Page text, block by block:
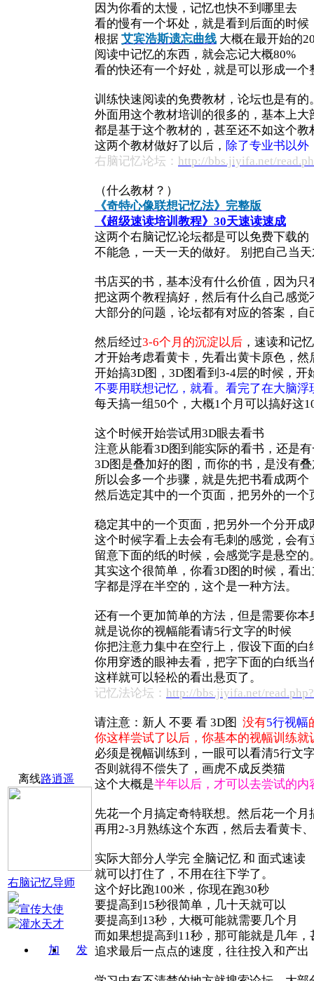
离线路逍遥
右脑记忆导师
加
发
因为你看的太慢，记忆也快不到哪里去
看的慢有一个坏处，就是看到后面的时
根据 艾宾浩斯遗忘曲线 大概在最开始的
阅读中记忆的东西，就会忘记大概80%
看的快还有一个好处，就是可以形成一个
训练快速阅读的免费教材，论坛也是有的
外面用这个教材培训的很多的，基本上大
都是基于这个教材的，甚至还不如这个教
这两个教材做好了以后， 除了专业书以外
右脑记忆论坛： http://bbs.jiyifa.net/
（什么教材？）
《奇特心像联想记忆法》完整版
《超级速读培训教程》30天速读速成
这两个右脑记忆论坛都是可以免费下载的
不能急，一天一天的做好。 别把自己当
书店买的书，基本没有什么价值，因为
把这两个教程搞好，然后有什么自己感
大部分的问题，论坛都有对应的答案，
然后经过3-6个月的沉淀以后 ，速读和记
才开始考虑看黄卡，先看出黄卡原色，
开始搞3D图，3D图看到3-4层的时候，开
不要用联想记忆，就看。看完了在大脑浮
每天搞一组50个，大概1个月可以搞好这
这个时候开始尝试用3D眼去看书
注意从能看3D图到能实际的看书，还是
3D图是叠加好的图，而你的书，是没有
所以会多一个步骤，就是先把书看成两个
然后选定其中的一个页面，把另外的一个
稳定其中的一个页面，把另外一个分开
这个时候字看上去会有毛刺的感觉，会有
留意下面的纸的时候，会感觉字是悬空的
其实这个很简单，你看3D图的时候，看
字都是浮在半空的，这个是一种方法。
还有一个更加简单的方法，但是需要你本
就是说你的视幅能看请5行文字的时候
你把注意力集中在空行上，假设下面的白
你用穿透的眼神去看，把字下面的白纸当
这样就可以轻松的看出悬页了。
记忆法论坛： http://bbs.jiyifa.net/
请注意：新人 不要 看 3D图 没有5行视幅
你这样尝试了以后，你基本的视幅训练就
必须是视幅训练到，一眼可以看清5行文
否则就得不偿失了，画虎不成反类猫
这个大概是半年以后，才可以去尝试的内
先花一个月搞定奇特联想。然后花一个月
再用2-3月熟练这个东西，然后去看黄卡
实际大部分人学完 全脑记忆 和 面式速读
就可以打住了，不用在往下学了。
这个好比跑100米，你现在跑30秒
要提高到15秒很简单，几十天就可以
要提高到13秒，大概可能就需要几个月
而如果想提高到11秒，那可能就是几年，
追求最后一点点的速度，往往投入和产出